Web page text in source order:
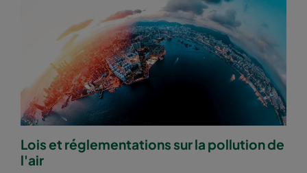
2550 592x287x520-10 ePM2,5 50%
2550 287x592x520-5 ePM2,5 50% M6
2550 592x892x520-10 M6
2550 490x892x520-8 ePM2,5 50% M6
2550 287x892x520-5
Lois et réglementations sur la pollution de
l'air